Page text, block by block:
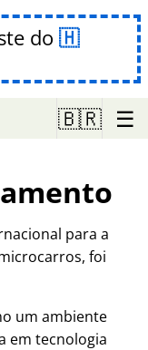
do
🇧🇷 ☰
para a
foi
um ambiente
em tecnologia